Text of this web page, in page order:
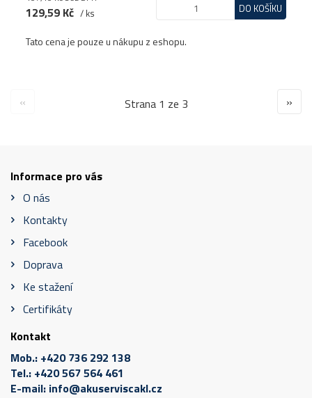
129,59 Kč / ks DO KOŠÍKU
Tato cena je pouze u nákupu z eshopu.
« Strana 1 ze 3 »
Informace pro vás
O nás
Kontakty
Facebook
Doprava
Ke stažení
Certifikáty
Kontakt
Mob.: +420 736 292 138
Tel.: +420 567 564 461
E-mail: info@akuserviscakl.cz